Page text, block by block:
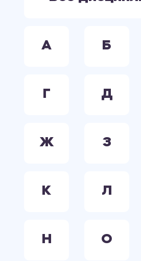
А Б
Г Д
Ж З
К Л
Н О